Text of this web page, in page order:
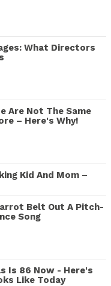
What Directors
Are Not The Same
– Here's Why!
Kid And Mom –
Belt Out A Pitch-
Song
Is 86 Now - Here's
Like Today